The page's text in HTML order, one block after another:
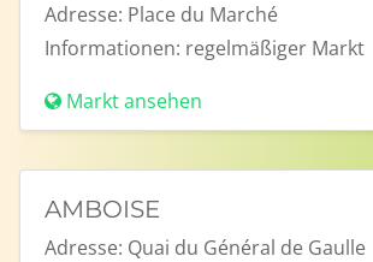
Adresse: Place du Marché
Informationen: regelmäßiger Markt
Markt ansehen
AMBOISE
Adresse: Quai du Général de Gaulle